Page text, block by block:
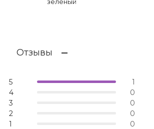
Отзывы
5
1
4
0
3
0
2
0
1
0